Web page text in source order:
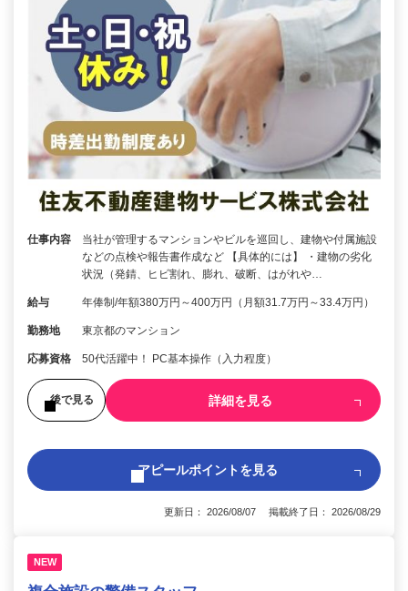
仕事内容
当社が管理するマンションやビルを巡回し、建物や付属施設
などの点検や報告書作成など 【具体的には】 ・建物の劣化
状況（発錆、ヒビ割れ、膨れ、破断、はがれや…
給与 年俸制/年額380万円～400万円（月額31.7万円～33.4万円）
勤務地 東京都のマンション
応募資格 50代活躍中！ PC基本操作（入力程度）
後で見る 詳細を見る
アピールポイントを見る
更新日： 2026/08/07 掲載終了日： 2026/08/29
NEW